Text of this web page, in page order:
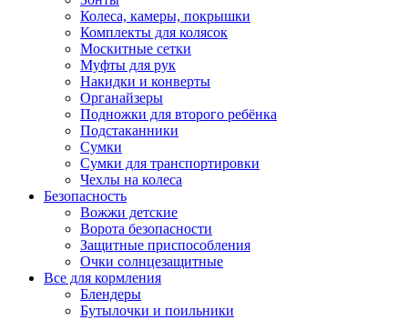
Колеса, камеры, покрышки
Комплекты для колясок
Москитные сетки
Муфты для рук
Накидки и конверты
Органайзеры
Подножки для второго ребёнка
Подстаканники
Сумки
Сумки для транспортировки
Чехлы на колеса
Безопасность
Вожжи детские
Ворота безопасности
Защитные приспособления
Очки солнцезащитные
Все для кормления
Блендеры
Бутылочки и поильники